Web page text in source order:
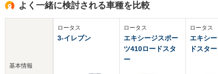
よく一緒に検討される車種を比較
基本情報
ロータス
3-イレブン
ロータス
エキシージスポー
ツ410ロードスタ
ー
ロータス
エキシ
ドスター